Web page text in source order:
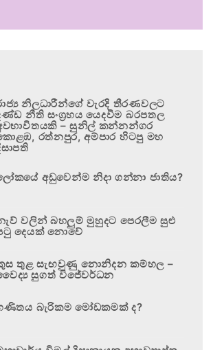
නිලධාරීන්ගේ වැරදි තීරණවලට
නීති සංග්‍රහය යෙදවීම බරපතල
– සුනිල් කන්නන්ගර
රත්නපුර, අම්පාර හිටපු මහ
අඩුවෙන්ම නිදා ගන්නා ජාතිය?
වලින් බහලුම් මුහුදට පෙරලීම සුළු
දෙයක් නොවේ
තුළ සැඟවුණු නොනිදන කම්හල –
සුගත් විජේවර්ධන
බැරිකම මෝඩකමක් ද?